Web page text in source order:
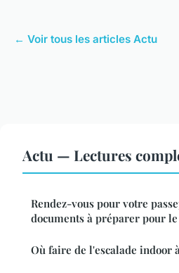
← Voir tous les articles Actu
Actu — Lectures
Rendez-vous pour votre
documents à préparer pour
Où faire de l'escalade indoor